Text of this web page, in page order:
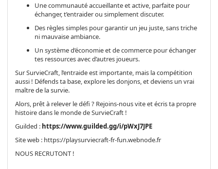
Une communauté accueillante et active, parfaite pour
échanger, t’entraider ou simplement discuter.
Des règles simples pour garantir un jeu juste, sans triche
ni mauvaise ambiance.
Un système d’économie et de commerce pour échanger
tes ressources avec d’autres joueurs.
Sur SurvieCraft, l’entraide est importante, mais la compétition
aussi ! Défends ta base, explore les donjons, et deviens un vrai
maître de la survie.
Alors, prêt à relever le défi ? Rejoins-nous vite et écris ta propre
histoire dans le monde de SurvieCraft !
Guilded : https://www.guilded.gg/i/pWxJ7JPE
Site web : https://playsurviecraft-fr-fun.webnode.fr
NOUS RECRUTONT !